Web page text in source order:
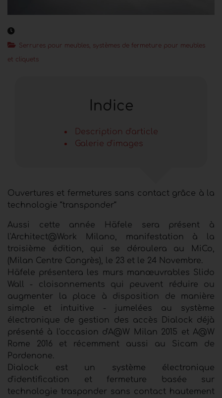
Serrures pour meubles, systèmes de fermeture pour meubles
et cliquets
Indice
Description d'article
Galerie d'images
Ouvertures et fermetures sans contact grâce à la
technologie “transponder“
Aussi cette année Häfele sera présent à
l'Architect@Work Milano, manifestation à la
troisième édition, qui se déroulera au MiCo,
(Milan Centre Congrès), le 23 et le 24 Novembre.
Häfele présentera les murs manœuvrables Slido
Wall - cloisonnements qui peuvent réduire ou
augmenter la place à disposition de manière
simple et intuitive - jumelées au système
électronique de gestion des accès Dialock déjà
présenté à l'occasion d'A@W Milan 2015 et A@W
Rome 2016 et récemment aussi au Sicam de
Pordenone.
Dialock est un système électronique
d'identification et fermeture basée sur
technologie trasponder sans contact hautement